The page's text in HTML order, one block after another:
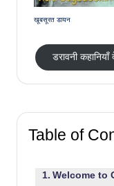
खूबसूरत डायन
डरावनी
Table of
Welcome to